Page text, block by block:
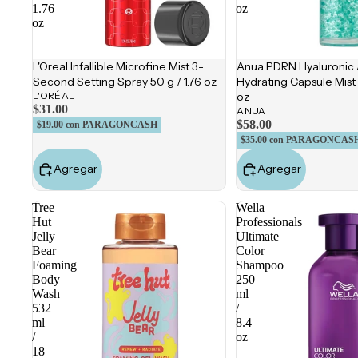
1.76
oz
L'Oreal Infallible Microfine Mist 3-
Second Setting Spray 50 g / 1.76 oz
L'ORÉAL
$31.00
$19.00 con PARAGONCASH
Agregar
oz
Anua PDRN Hyaluronic
Hydrating Capsule Mist
oz
ANUA
$58.00
$35.00 con
Agregar
Tree
Hut
Jelly
Bear
Foaming
Body
Wash
532
ml
/
18
Wella
Professionals
Ultimate
Color
Shampoo
250
ml
/
8.4
oz